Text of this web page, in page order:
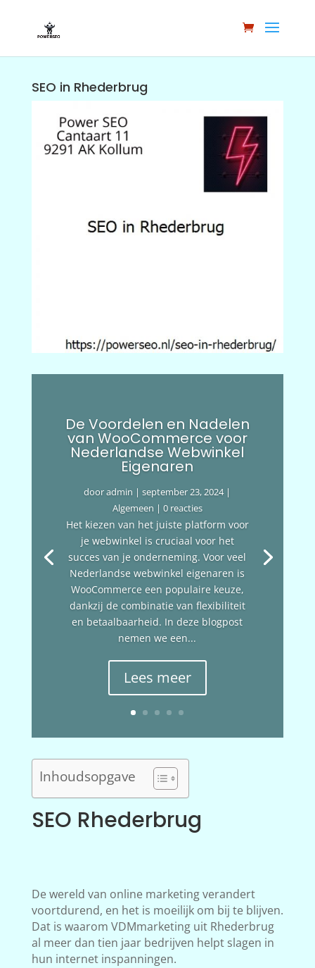
SEO in Rhederbrug
De Voordelen en Nadelen
van WooCommerce voor
Nederlandse Webwinkel
Eigenaren
dooradmin |september 23, 2024|
Algemeen | 0 reacties
Het kiezen van het juiste platform voor
je webwinkel is cruciaal voor het
succes van je onderneming. Voor veel
Nederlandse webwinkel eigenaren is
WooCommerce een populaire keuze,
dankzij de combinatie van flexibiliteit
en betaalbaarheid. In deze blogpost
nemen we een...
Lees meer
Inhoudsopgave
SEO Rhederbrug
De wereld van online marketing verandert
voortdurend, en het is moeilijk om bij te blijven.
Dat is waarom VDMmarketing uit Rhederbrug
al meer dan tien jaar bedrijven helpt slagen in
hun internet inspanningen.